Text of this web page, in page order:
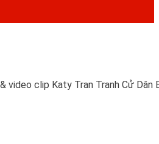
video clip Katy Tran Tranh Cử